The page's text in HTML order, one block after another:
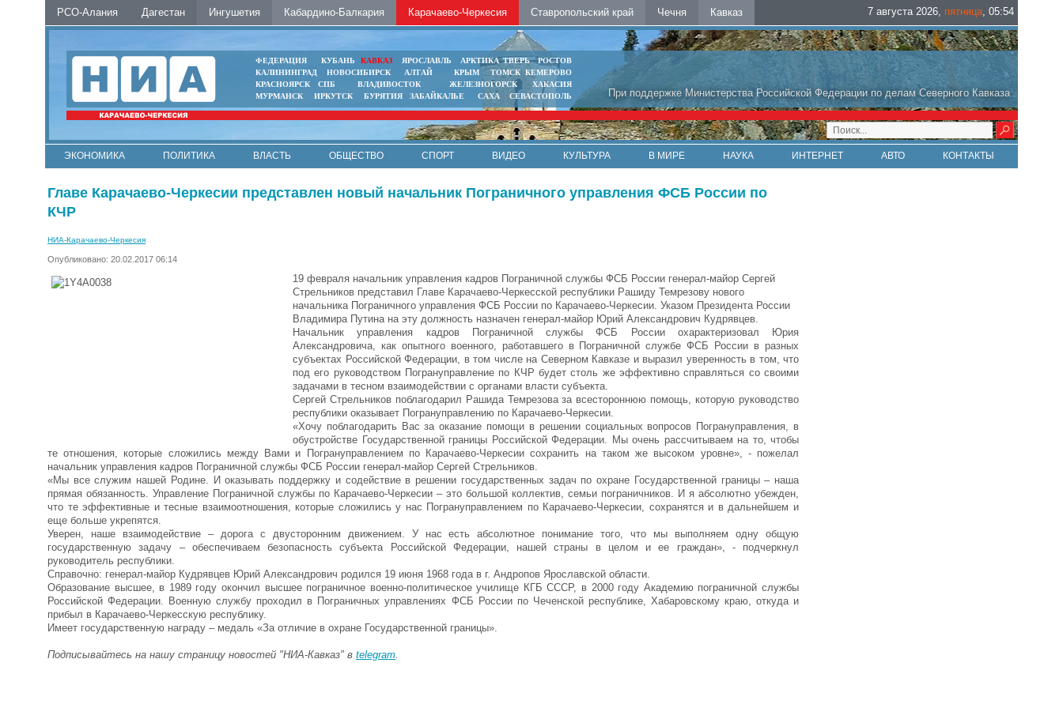
РСО-Алания Дагестан Ингушетия Кабардино-Балкария Карачаево-Черкесия Ставропольский край Чечня Кавказ 7 августа 2026, пятница, 05:54
При поддержке Министерства Российской Федерации по делам Северного Кавказа
ФЕДЕРАЦИЯ КУБАНЬ КАВКАЗ ЯРОСЛАВЛЬ АРКТИКА ТВЕРЬ
РОСТОВ
КАЛИНИНГРАД
НОВОСИБИРСК АЛТАЙ КРЫМ ТОМСК КЕМЕРОВО
КРАСНОЯРСК
СПБ ВЛАДИВОСТОК ЖЕЛЕЗНОГОРСК
ХАКАСИЯ
МУРМАНСК
ИРКУТСК БУРЯТИЯ ЗАБАЙКАЛЬЕ САХА СЕВАСТОПОЛЬ
ЭКОНОМИКА ПОЛИТИКА ВЛАСТЬ ОБЩЕСТВО СПОРТ ВИДЕО КУЛЬТУРА В МИРЕ НАУКА ИНТЕРНЕТ АВТО КОНТАКТЫ
Главе Карачаево-Черкесии представлен новый начальник Пограничного управления ФСБ России по
КЧР
НИА-Карачаево-Черкесия
Опубликовано: 20.02.2017 06:14
19 февраля начальник управления кадров Пограничной службы ФСБ России генерал-майор Сергей
Стрельников представил Главе Карачаево-Черкесской республики Рашиду Темрезову нового
начальника Пограничного управления ФСБ России по Карачаево-Черкесии. Указом Президента России
Владимира Путина на эту должность назначен генерал-майор Юрий Александрович Кудрявцев.
Начальник управления кадров Пограничной службы ФСБ России охарактеризовал Юрия
Александровича, как опытного военного, работавшего в Пограничной службе ФСБ России в разных
субъектах Российской Федерации, в том числе на Северном Кавказе и выразил уверенность в том, что
под его руководством Погрануправление по КЧР будет столь же эффективно справляться со своими
задачами в тесном взаимодействии с органами власти субъекта.
Сергей Стрельников поблагодарил Рашида Темрезова за всестороннюю помощь, которую руководство
республики оказывает Погрануправлению по Карачаево-Черкесии.
«Хочу поблагодарить Вас за оказание помощи в решении социальных вопросов Погрануправления, в
обустройстве Государственной границы Российской Федерации. Мы очень рассчитываем на то, чтобы
те отношения, которые сложились между Вами и Погрануправлением по Карачаево-Черкесии сохранить на таком же высоком уровне», - пожелал
начальник управления кадров Пограничной службы ФСБ России генерал-майор Сергей Стрельников.
«Мы все служим нашей Родине. И оказывать поддержку и содействие в решении государственных задач по охране Государственной границы – наша
прямая обязанность. Управление Пограничной службы по Карачаево-Черкесии – это большой коллектив, семьи пограничников. И я абсолютно убежден,
что те эффективные и тесные взаимоотношения, которые сложились у нас Погрануправлением по Карачаево-Черкесии, сохранятся и в дальнейшем и
еще больше укрепятся.
Уверен, наше взаимодействие – дорога с двусторонним движением. У нас есть абсолютное понимание того, что мы выполняем одну общую
государственную задачу – обеспечиваем безопасность субъекта Российской Федерации, нашей страны в целом и ее граждан», - подчеркнул
руководитель республики.
Справочно: генерал-майор Кудрявцев Юрий Александрович родился 19 июня 1968 года в г. Андропов Ярославской области.
Образование высшее, в 1989 году окончил высшее пограничное военно-политическое училище КГБ СССР, в 2000 году Академию пограничной службы
Российской Федерации. Военную службу проходил в Пограничных управлениях ФСБ России по Чеченской республике, Хабаровскому краю, откуда и
прибыл в Карачаево-Черкесскую республику.
Имеет государственную награду – медаль «За отличие в охране Государственной границы».
Подписывайтесь на нашу страницу новостей "НИА-Кавказ" в telegram